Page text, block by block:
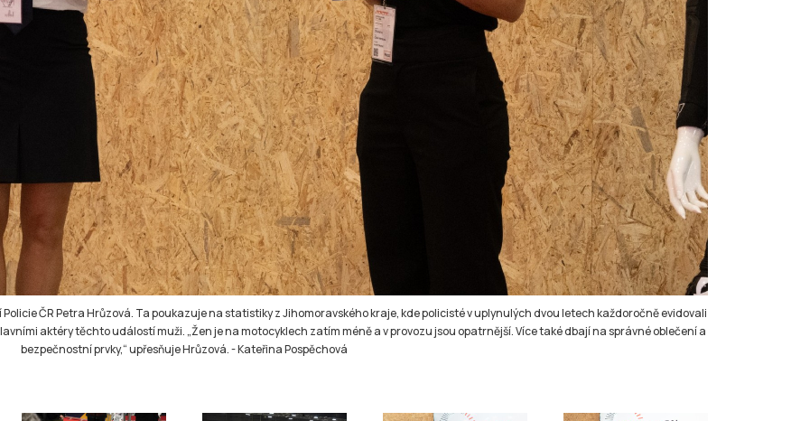
ČR Petra Hrůzová. Ta poukazuje na statistiky z Jihomoravského kraje, kde policisté v uplynulých dvou letech každoročně evidovali
aktéry těchto událostí muži. „Žen je na motocyklech zatím méně a v provozu jsou opatrnější. Více také dbají na správné oblečení a
bezpečnostní prvky,“ upřesňuje Hrůzová.-Kateřina Pospěchová